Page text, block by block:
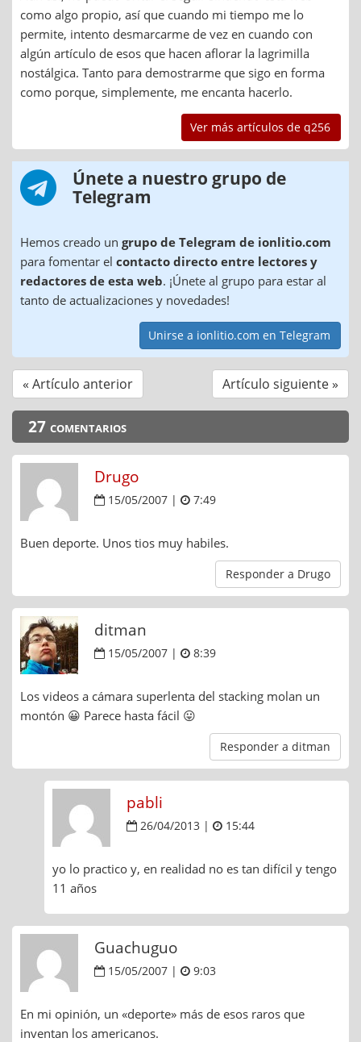
como algo propio, así que cuando mi tiempo me lo
permite, intento desmarcarme de vez en cuando con
algún artículo de esos que hacen aflorar la lagrimilla
nostálgica. Tanto para demostrarme que sigo en forma
como porque, simplemente, me encanta hacerlo.
Ver más artículos de q256
Únete a nuestro grupo de
Telegram
Hemos creado un grupo de Telegram de ionlitio.com
para fomentar el contacto directo entre lectores y
redactores de esta web. ¡Únete al grupo para estar al
tanto de actualizaciones y novedades!
Unirse a ionlitio.com en Telegram
« Artículo anterior Artículo siguiente »
27 comentarios
Drugo
15/05/2007 | 7:49
Buen deporte. Unos tios muy habiles.
Responder a Drugo
ditman
15/05/2007 | 8:39
Los videos a cámara superlenta del stacking molan un
montón 😀 Parece hasta fácil 😛
Responder a ditman
pabli
26/04/2013 | 15:44
yo lo practico y, en realidad no es tan difícil y tengo
11 años
Guachuguo
15/05/2007 | 9:03
En mi opinión, un «deporte» más de esos raros que
inventan los americanos.